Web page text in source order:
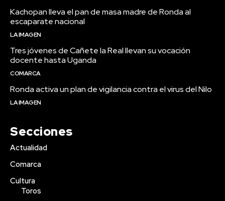
Kachopan lleva el pan de masa madre de Ronda al
escaparate nacional
LA IMAGEN
Tres jóvenes de Cañete la Real llevan su vocación
docente hasta Uganda
COMARCA
Ronda activa un plan de vigilancia contra el virus del Nilo
LA IMAGEN
Secciones
Actualidad
Comarca
Cultura
Toros